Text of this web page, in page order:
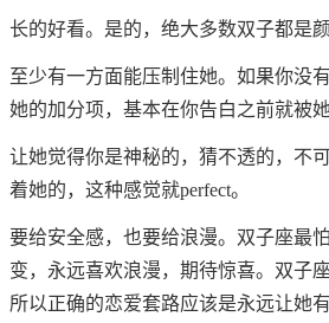
长的好看。是的，绝大多数双子都是
至少有一方面能压制住她。如果你没
她的加分项，基本在你告白之前就被
让她觉得你是神秘的，猜不透的，不
着她的，这种感觉就perfect。
要给安全感，也要给浪漫。双子座最
变，永远喜欢浪漫，期待惊喜。双子
所以正确的恋爱套路应该是永远让她